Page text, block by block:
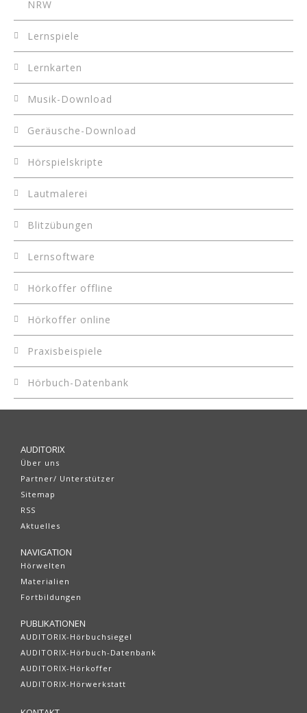
NRW
Lernspiele
Lernkarten
Musik-Download
Geräusche-Download
Hörspielskripte
Lautmalerei
Blitzübungen
Lernsoftware
Hörkoffer offline
Hörkoffer online
Praxisbeispiele
Hörbuch-Datenbank
AUDITORIX
Über uns
Partner/ Unterstützer
Sitemap
RSS
Aktuelles
NAVIGATION
Hörwelten
Materialien
Fortbildungen
PUBLIKATIONEN
AUDITORIX-Hörbuchsiegel
AUDITORIX-Hörbuch-Datenbank
AUDITORIX-Hörkoffer
AUDITORIX-Hörwerkstatt